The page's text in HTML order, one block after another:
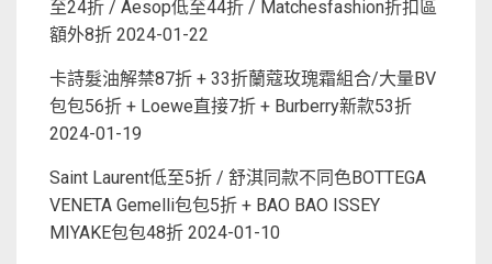
至24折 / Aesop低至44折 / Matchesfashion折扣區
額外8折 2024-01-22
卡詩髮油解禁87折 + 33折蘭蔻玫瑰霜組合/大量BV
包包56折 + Loewe直接7折 + Burberry新款53折
2024-01-19
Saint Laurent低至5折 / 舒淇同款不同色BOTTEGA
VENETA Gemelli包包5折 + BAO BAO ISSEY
MIYAKE包包48折 2024-01-10